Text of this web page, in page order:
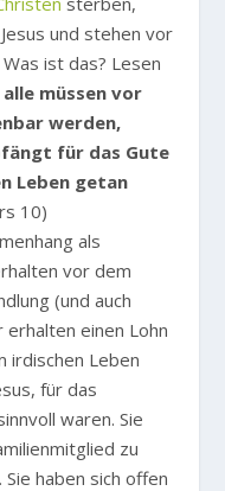
und stehen vor
ist das? Lesen
müssen vor
werden,
für das Gute
Leben getan
10)
als
vor dem
(und auch
einen Lohn
irdischen Leben
für das
waren. Sie
zu
Sie haben sich offen